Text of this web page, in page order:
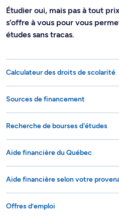
Étudier oui, mais pas à tout
s’offre à vous pour vous
études sans tracas.
Calculateur des droits de scolarité
Sources de financement
Recherche de bourses d'études
Aide financière du Québec
Aide financière selon votre
Offres d’emploi